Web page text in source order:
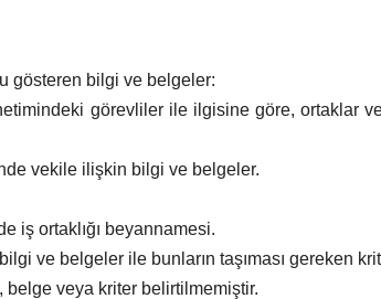
gösteren bilgi ve belgeler:
görevliler ile ilgisine göre, ortaklar
vekile ilişkin bilgi ve belgeler.
iş ortaklığı beyannamesi.
ve belgeler ile bunların taşıması gereken
veya kriter belirtilmemiştir.